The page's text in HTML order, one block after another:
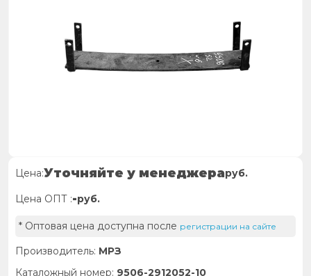
Цена:Уточняйте у менеджераруб.
Цена ОПТ :-руб.
* Оптовая цена доступна после регистрации на сайте
Производитель: МРЗ
Каталожный номер: 9506-2912052-10